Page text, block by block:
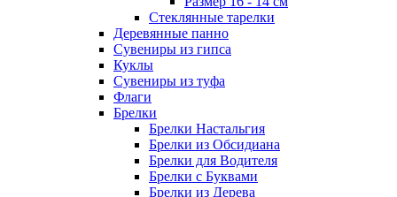
Стеклянные тарелки
Деревянные панно
Сувениры из гипса
Куклы
Сувениры из туфа
Флаги
Брелки
Брелки Настальгия
Брелки из Обсидиана
Брелки для Водителя
Брелки с Буквами
Брелки из Дерева